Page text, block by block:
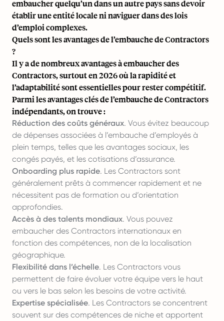
embaucher quelqu’un dans un autre pays sans devoir
établir une entité locale ni naviguer dans des lois
d’emploi complexes.
Quels sont les avantages de l’embauche de Contractors
?
Il y a de nombreux avantages à embaucher des
Contractors, surtout en 2026 où la rapidité et
l’adaptabilité sont essentielles pour rester compétitif.
Parmi les avantages clés de l’embauche de Contractors
indépendants, on trouve :
Réduction des coûts généraux. Vous évitez beaucoup
de dépenses associées à l’embauche d’employés à
plein temps, telles que les avantages sociaux, les
congés payés, et les cotisations d’assurance.
Onboarding plus rapide. Les Contractors sont
généralement prêts à commencer rapidement et ne
nécessitent pas de formation ou d’orientation
approfondies.
Accès à des talents mondiaux. Vous pouvez
embaucher des Contractors internationaux en
fonction des compétences, non de la localisation
géographique.
Flexibilité dans l’échelle. Les Contractors vous
permettent de faire évoluer votre équipe vers le haut
ou vers le bas selon les besoins de votre activité.
Expertise spécialisée. Les Contractors se concentrent
souvent sur des compétences de niche et apportent